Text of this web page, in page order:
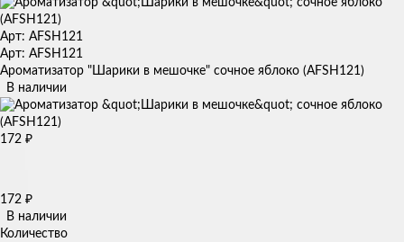
Арт: AFSH121
Арт: AFSH121
Ароматизатор "Шарики в мешочке" сочное яблоко (AFSH121)
В наличии
172 ₽
172 ₽
В наличии
Количество